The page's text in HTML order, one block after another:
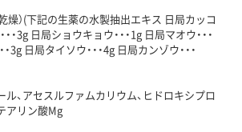
燥）(下記の生薬の水製抽出エキス 日局カッコ
・・3g 日局ショウキョウ・・・1g 日局マオウ・・・
3g 日局タイソウ・・・4g 日局カンゾウ・・・
ル、アセスルファムカリウム、ヒドロキシプロ
アリン酸Mg